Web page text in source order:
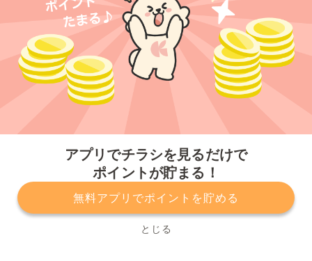
アプリでチラシを見るだけで
ポイントが貯まる！
無料アプリでポイントを貯める
とじる
プライバシーポリシー 利用規約
運営会社
サービスに関してのお問い合わせ